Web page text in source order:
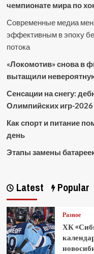
чемпионате мира по
Современные медиа
эффективным в эпоху
потока
«Локомотив» снова в
вытащили
Сенсации на снегу:
Олимпийских игр-2026
Как спорт и питание
день
Этапы замены
Latest Popular
Разное
ХК